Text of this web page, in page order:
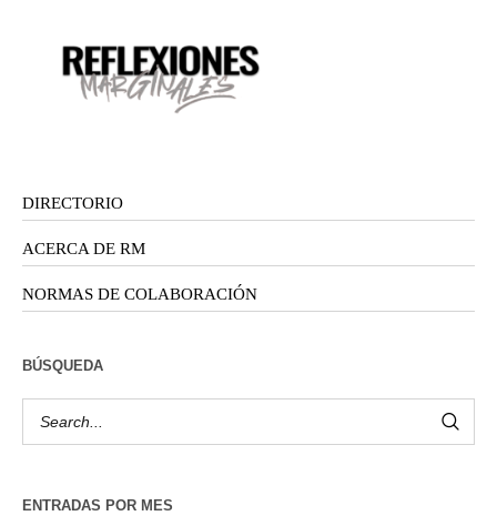
DIRECTORIO
ACERCA DE RM
NORMAS DE COLABORACIÓN
BÚSQUEDA
ENTRADAS POR MES